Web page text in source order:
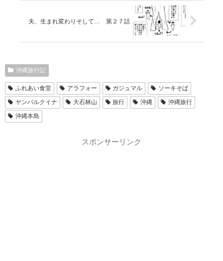
夫、生まれ変わりそして… 第２７話
沖縄旅行記
ふれあい食堂 アラフォー ガジュマル
ソーキそば
ヤンバルクイナ
大石林山 旅行 沖縄
沖縄旅行
沖縄本島
スポンサーリンク